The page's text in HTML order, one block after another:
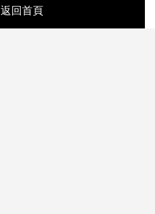
返回首頁